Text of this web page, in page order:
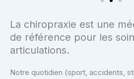
La chiropraxie est une
de référence pour les
articulations.
Notre quotidien (sport, accidents,